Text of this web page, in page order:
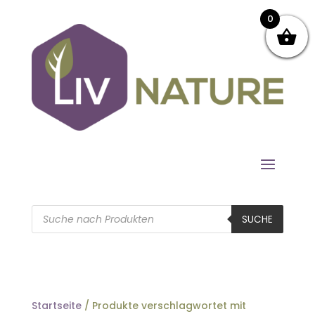
Products
search SUCHE
Startseite/ Produkte verschlagwortet mit
0